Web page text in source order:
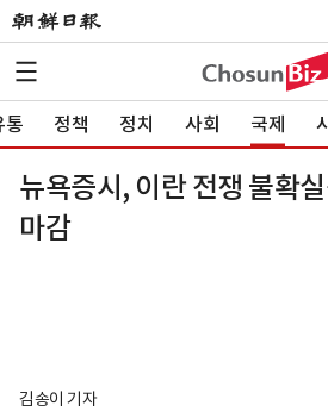
통 정책 정치 사회 국제
뉴욕증시, 이란 전쟁 불확
마감
김송이 기자